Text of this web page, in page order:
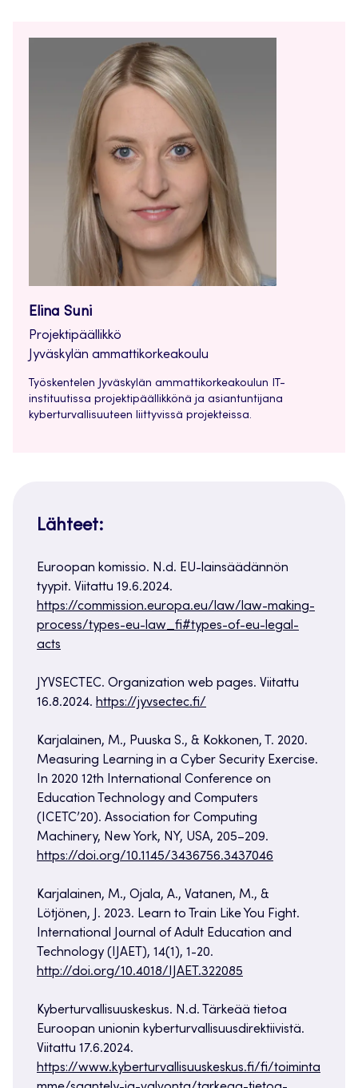
Elina Suni
Projektipäällikkö
Jyväskylän ammattikorkeakoulu
Työskentelen Jyväskylän ammattikorkeakoulun IT-
instituutissa projektipäällikkönä ja asiantuntijana
kyberturvallisuuteen liittyvissä projekteissa.
Lähteet:
Euroopan komissio. N.d. EU-lainsäädännön
tyypit. Viitattu 19.6.2024.
https://commission.europa.eu/law/law-making-
process/types-eu-law_fi#types-of-eu-legal-
acts
JYVSECTEC. Organization web pages. Viitattu
16.8.2024. https://jyvsectec.fi/
Karjalainen, M., Puuska S., & Kokkonen, T. 2020.
Measuring Learning in a Cyber Security Exercise.
In 2020 12th International Conference on
Education Technology and Computers
(ICETC’20). Association for Computing
Machinery, New York, NY, USA, 205–209.
https://doi.org/10.1145/3436756.3437046
Karjalainen, M., Ojala, A., Vatanen, M., &
Lötjönen, J. 2023. Learn to Train Like You Fight.
International Journal of Adult Education and
Technology (IJAET), 14(1), 1-20.
http://doi.org/10.4018/IJAET.322085
Kyberturvallisuuskeskus. N.d. Tärkeää tietoa
Euroopan unionin kyberturvallisuusdirektiivistä.
Viitattu 17.6.2024.
https://www.kyberturvallisuuskeskus.fi/fi/toiminta